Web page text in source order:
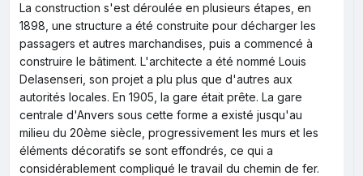
La construction s'est déroulée en plusieurs étapes, en
1898, une structure a été construite pour décharger les
passagers et autres marchandises, puis a commencé à
construire le bâtiment. L'architecte a été nommé Louis
Delasenseri, son projet a plu plus que d'autres aux
autorités locales. En 1905, la gare était prête. La gare
centrale d'Anvers sous cette forme a existé jusqu'au
milieu du 20ème siècle, progressivement les murs et les
éléments décoratifs se sont effondrés, ce qui a
considérablement compliqué le travail du chemin de fer.